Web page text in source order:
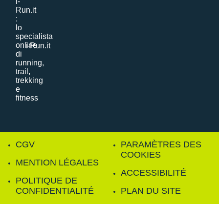
i-Run.it
CGV
MENTION LÉGALES
POLITIQUE DE
CONFIDENTIALITÉ
PARAMÈTRES DES
COOKIES
ACCESSIBILITÉ
PLAN DU SITE